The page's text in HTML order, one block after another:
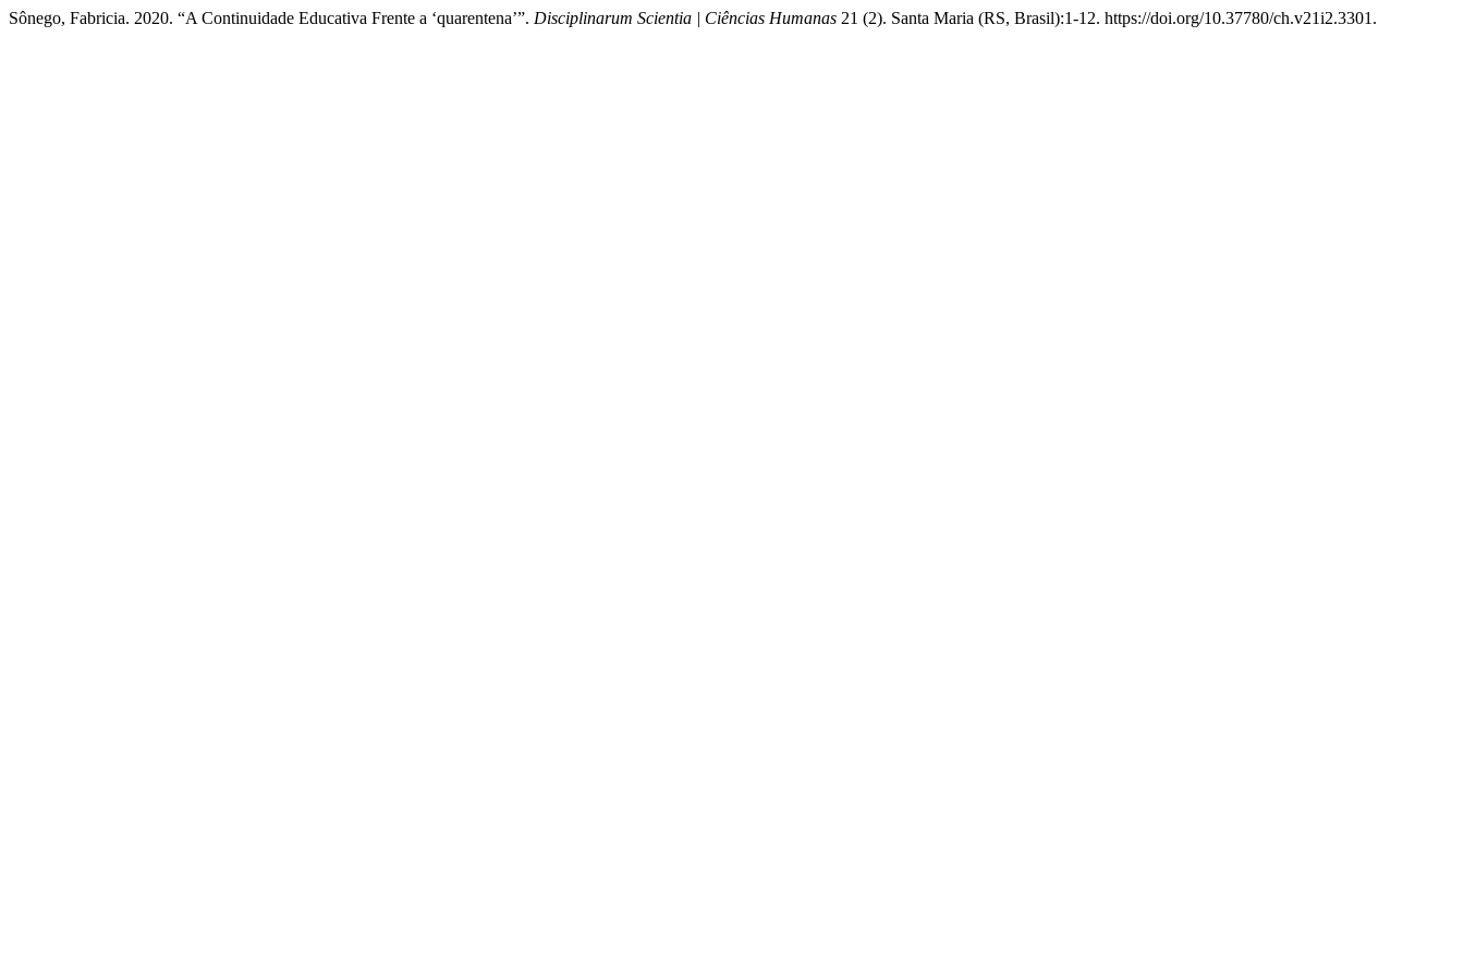
Sônego, Fabricia. 2020. “A Continuidade Educativa Frente a ‘quarentena’”. Disciplinarum Scientia | Ciências Humanas 21 (2). Santa Maria (RS, Brasil):1-12. https://doi.org/10.37780/ch.v21i2.3301.